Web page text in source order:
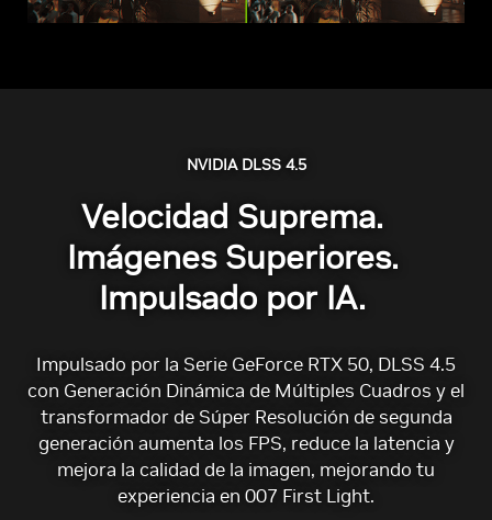
NVIDIA DLSS 4.5
Velocidad Suprema.
Imágenes Superiores.
Impulsado por IA.
Impulsado por la Serie GeForce RTX 50, DLSS 4.5
con Generación Dinámica de Múltiples Cuadros y el
transformador de Súper Resolución de segunda
generación aumenta los FPS, reduce la latencia y
mejora la calidad de la imagen, mejorando tu
experiencia en 007 First Light.